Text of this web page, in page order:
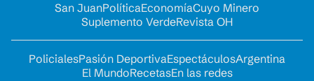
San JuanPolíticaEconomíaCuyo Minero
Suplemento VerdeRevista OH
PolicialesPasión DeportivaEspectáculosArgentina
El MundoRecetasEn las redes